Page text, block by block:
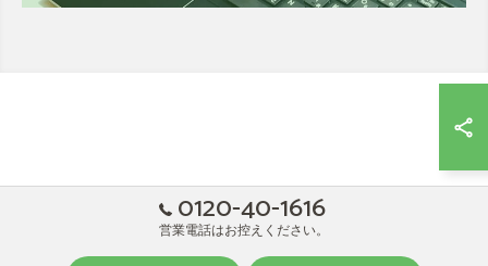
0120-40-1616
営業電話はお控えください。